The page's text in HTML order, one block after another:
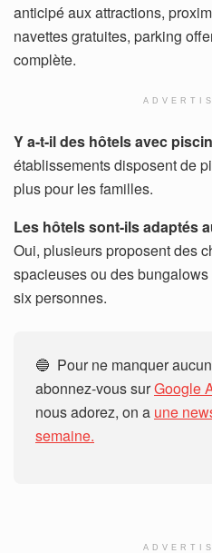
anticipé aux attractions,
navettes gratuites, parking
complète.
Y a-t-il des hôtels avec
établissements disposent de
plus pour les familles.
Les hôtels sont-ils adaptés
Oui, plusieurs proposent des
spacieuses ou des
six personnes.
🔵 Pour ne manquer
abonnez-vous surGoogle
nous adorez, on a une
semaine.